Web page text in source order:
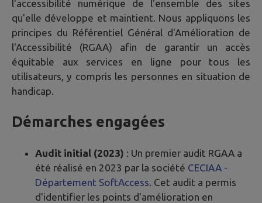
l'accessibilité numérique de l'ensemble des sites
qu'elle développe et maintient. Nous appliquons les
principes du Référentiel Général d'Amélioration de
l'Accessibilité (RGAA) afin de garantir un accès
équitable aux services en ligne pour tous les
utilisateurs, y compris les personnes en situation de
handicap.
Démarches engagées
Audit initial (2023) : Un premier audit RGAA a
été réalisé en 2023 par la société CECIAA -
Département SoftAccess . Cet audit a permis
d'identifier les points d'amélioration en